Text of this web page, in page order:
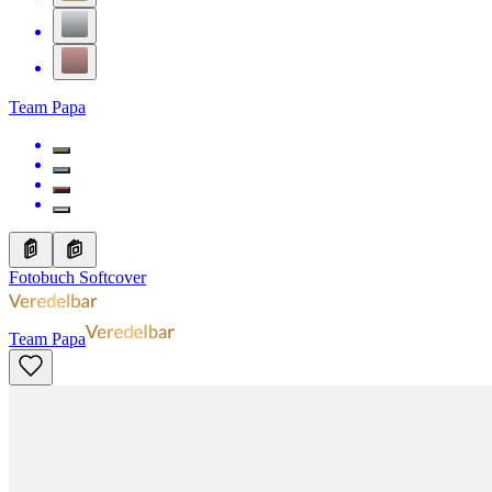
Team Papa
Fotobuch Softcover
Team Papa